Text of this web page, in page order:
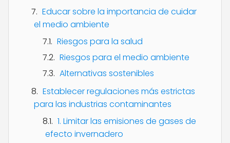
Educar sobre la importancia de cuidar
el medio ambiente
Riesgos para la salud
Riesgos para el medio ambiente
Alternativas sostenibles
Establecer regulaciones más estrictas
para las industrias contaminantes
1. Limitar las emisiones de gases de
efecto invernadero